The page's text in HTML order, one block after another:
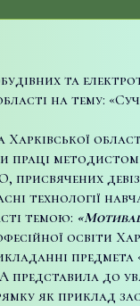
та
на тему:
праці
технології
темою:
освіти
до
як приклад